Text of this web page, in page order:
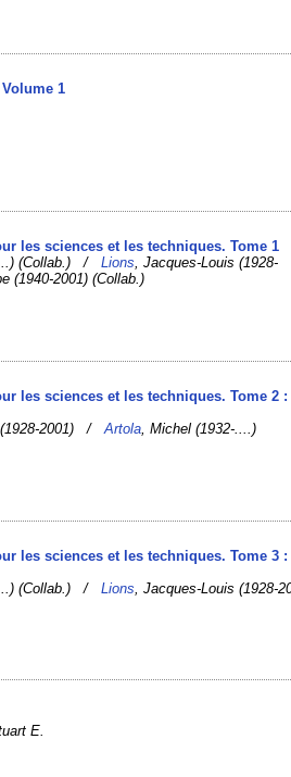
1
les sciences et les techniques. Tome 1
....) (Collab.) /Lions, Jacques-Louis (1928-
(1940-2001) (Collab.)
les sciences et les techniques. Tome 2 :
(1928-2001) /Artola , Michel (1932-....)
les sciences et les techniques. Tome 3 :
....) (Collab.) /Lions , Jacques-Louis (1928-
E.